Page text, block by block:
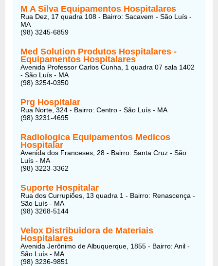
M A Silva Equipamentos Hospitalares
Rua Dez, 17 quadra 108 - Bairro: Sacavem - São Luís -
MA
(98) 3245-6859
Med Solution Produtos Hospitalares -
Equipamentos Hospitalares
Avenida Professor Carlos Cunha, 1 quadra 07 sala 1402
- São Luís - MA
(98) 3254-0350
Prg Hospitalar
Rua Norte, 324 - Bairro: Centro - São Luís - MA
(98) 3231-4695
Radiologica Equipamentos Medicos
Hospitalar
Avenida dos Franceses, 28 - Bairro: Santa Cruz - São
Luís - MA
(98) 3223-3362
Suporte Hospitalar
Rua dos Currupiões, 13 quadra 1 - Bairro: Renascença -
São Luís - MA
(98) 3268-5144
Velox Distribuidora de Materiais
Hospitalares
Avenida Jerônimo de Albuquerque, 1855 - Bairro: Anil -
São Luís - MA
(98) 3236-9851